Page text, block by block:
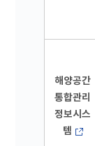
해양공간
통합관리
정보시스
템